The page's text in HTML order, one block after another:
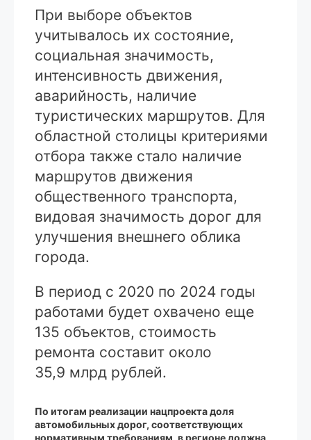
При выборе объектов
учитывалось их состояние,
социальная значимость,
интенсивность движения,
аварийность, наличие
туристических маршрутов. Для
областной столицы критериями
отбора также стало наличие
маршрутов движения
общественного транспорта,
видовая значимость дорог для
улучшения внешнего облика
города.
В период с 2020 по 2024 годы
работами будет охвачено еще
135 объектов, стоимость
ремонта составит около
35,9 млрд рублей.
По итогам реализации нацпроекта доля
автомобильных дорог, соответствующих